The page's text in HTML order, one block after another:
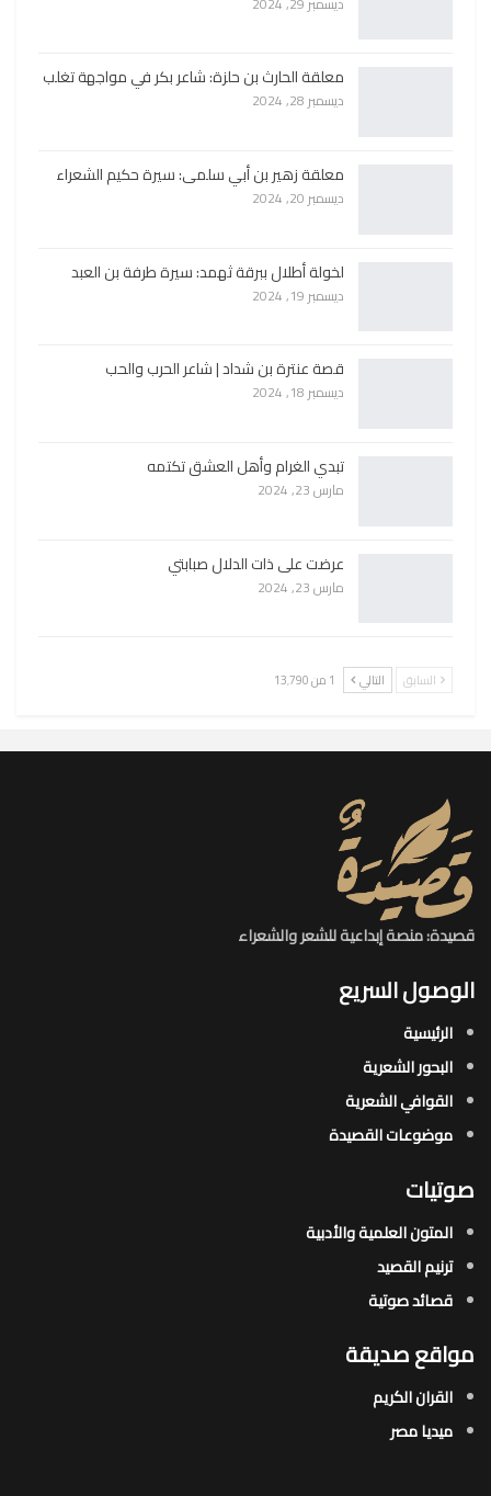
معلقة الحارث بن حلزة: شاعر بكر في مواجهة تغلب
ديسمبر 28, 2024
معلقة زهير بن أبي سلمى: سيرة حكيم الشعراء
ديسمبر 20, 2024
لخولة أطلال ببرقة ثهمد: سيرة طرفة بن العبد
ديسمبر 19, 2024
قصة عنترة بن شداد | شاعر الحرب والحب
ديسمبر 18, 2024
تبدي الغرام وأهل العشق تكتمه
مارس 23, 2024
عرضت على ذات الدلال صبابتي
مارس 23, 2024
السابق التالي 1 من 13٬790
قصيدة: منصة إبداعية للشعر والشعراء
الوصول السريع
الرئيسية
البحور الشعرية​
القوافي الشعرية​
موضوعات القصيدة​
صوتيات
المتون العلمية والأدبية
ترنيم القصيد
قصائد صوتية
مواقع صديقة
القران الكريم
ميديا مصر